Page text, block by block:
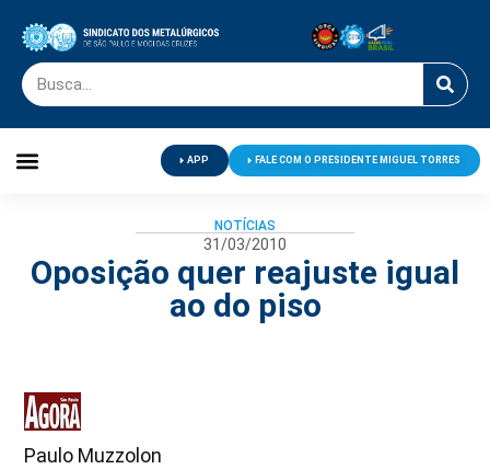
APP FALE COM O PRESIDENTE MIGUEL TORRES
NOTÍCIAS
31/03/2010
Oposição quer reajuste igual
ao do piso
Paulo Muzzolon